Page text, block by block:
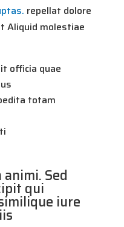
repellat dolore
Aliquid molestiae
officia quae
totam
Sed
qui
iure